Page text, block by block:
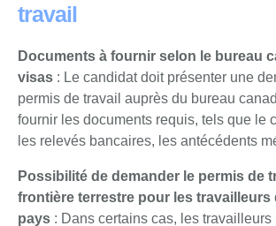
travail
Documents à fournir selon le bureau
visas : Le candidat doit présenter une
permis de travail auprès du bureau
fournir les documents requis, tels que le
les relevés bancaires, les antécédents
Possibilité de demander le permis de
frontière terrestre pour les travailleurs
pays : Dans certains cas, les travailleurs